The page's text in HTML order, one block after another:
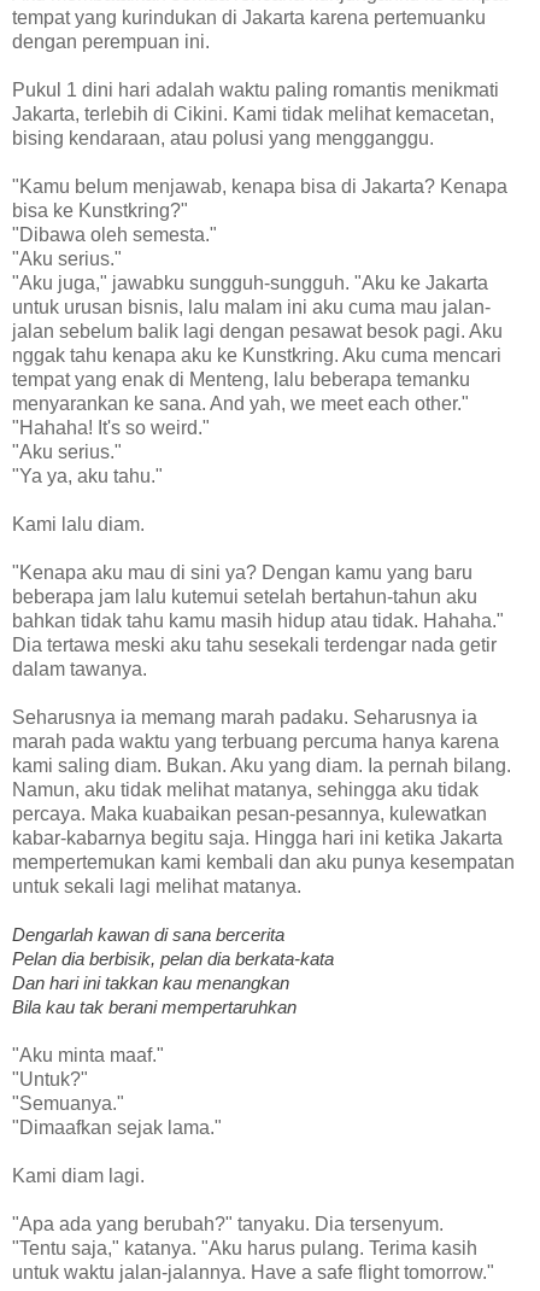
tempat yang kurindukan di Jakarta karena pertemuanku
dengan perempuan ini.
Pukul 1 dini hari adalah waktu paling romantis menikmati
Jakarta, terlebih di Cikini. Kami tidak melihat kemacetan,
bising kendaraan, atau polusi yang mengganggu.
"Kamu belum menjawab, kenapa bisa di Jakarta? Kenapa
bisa ke Kunstkring?"
"Dibawa oleh semesta."
"Aku serius."
"Aku juga," jawabku sungguh-sungguh. "Aku ke Jakarta
untuk urusan bisnis, lalu malam ini aku cuma mau jalan-
jalan sebelum balik lagi dengan pesawat besok pagi. Aku
nggak tahu kenapa aku ke Kunstkring. Aku cuma mencari
tempat yang enak di Menteng, lalu beberapa temanku
menyarankan ke sana. And yah, we meet each other."
"Hahaha! It's so weird."
"Aku serius."
"Ya ya, aku tahu."
Kami lalu diam.
"Kenapa aku mau di sini ya? Dengan kamu yang baru
beberapa jam lalu kutemui setelah bertahun-tahun aku
bahkan tidak tahu kamu masih hidup atau tidak. Hahaha."
Dia tertawa meski aku tahu sesekali terdengar nada getir
dalam tawanya.
Seharusnya ia memang marah padaku. Seharusnya ia
marah pada waktu yang terbuang percuma hanya karena
kami saling diam. Bukan. Aku yang diam. Ia pernah bilang.
Namun, aku tidak melihat matanya, sehingga aku tidak
percaya. Maka kuabaikan pesan-pesannya, kulewatkan
kabar-kabarnya begitu saja. Hingga hari ini ketika Jakarta
mempertemukan kami kembali dan aku punya kesempatan
untuk sekali lagi melihat matanya.
Dengarlah kawan di sana bercerita
Pelan dia berbisik, pelan dia berkata-kata
Dan hari ini takkan kau menangkan
Bila kau tak berani mempertaruhkan
"Aku minta maaf."
"Untuk?"
"Semuanya."
"Dimaafkan sejak lama."
Kami diam lagi.
"Apa ada yang berubah?" tanyaku. Dia tersenyum.
"Tentu saja," katanya. "Aku harus pulang. Terima kasih
untuk waktu jalan-jalannya. Have a safe flight tomorrow."